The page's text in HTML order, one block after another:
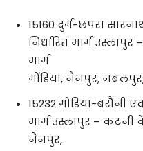
15160 दुर्ग-छपरा
निर्धारित मार्ग
मार्ग
गोंडिया, नैनपुर,
15232 गोंडिया-बरौनी
मार्ग उस्लापुर – कटनी
नैनपुर,